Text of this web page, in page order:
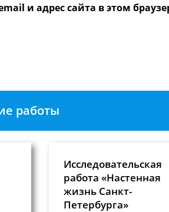
адрес,
и адрес сайта в этом
работы
Исследовательская
работа «Настенная
жизнь Санкт-
Петербурга»